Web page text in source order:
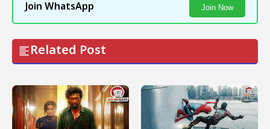
Join WhatsApp Join Now
Related Post